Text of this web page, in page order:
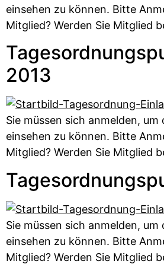
einsehen zu können. Bitte
Mitglied? Werden Sie Mitglied
2013
Sie müssen sich anmelden, um
einsehen zu können. Bitte
Mitglied? Werden Sie Mitglied
Sie müssen sich anmelden, um
einsehen zu können. Bitte
Mitglied? Werden Sie Mitglied